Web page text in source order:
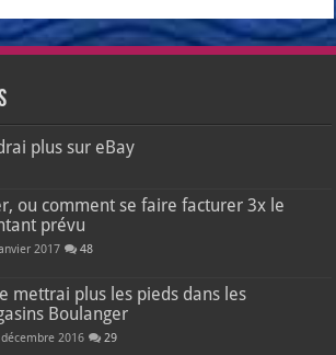
plus sur eBay
ou comment se faire facturer 3x le
prévu
2017 48
mettrai plus les pieds dans les
Boulanger
décembre 2016 29